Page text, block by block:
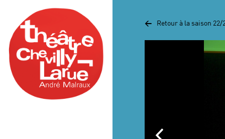
< Retour à la saison 22/